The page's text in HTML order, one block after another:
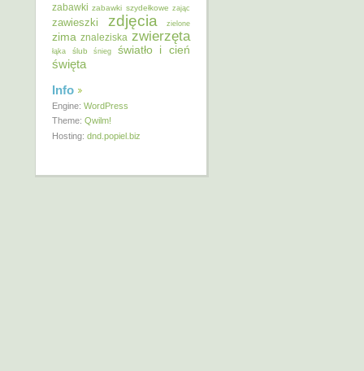
zabawki zabawki szydełkowe zając
zawieszki zdjęcia zielone
zima znaleziska zwierzęta
łąka ślub śnieg światło i cień
święta
Info
Engine: WordPress
Theme: Qwilm!
Hosting: dnd.popiel.biz